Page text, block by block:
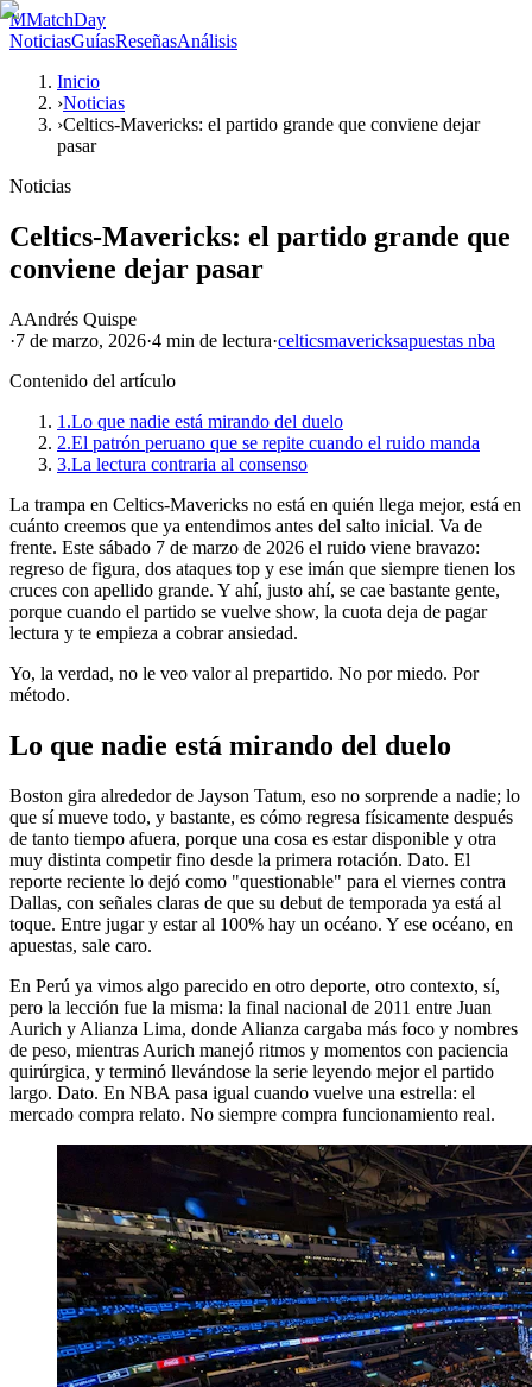
MMatchDay
NoticiasGuíasReseñasAnálisis
Inicio
›Noticias
›Celtics-Mavericks: el partido grande que conviene dejar
pasar
Noticias
Celtics-Mavericks: el partido grande que
conviene dejar pasar
AAndrés Quispe
·7 de marzo, 2026·4 min de lectura·celticsmavericksapuestas nba
Contenido del artículo
1.Lo que nadie está mirando del duelo
2.El patrón peruano que se repite cuando el ruido manda
3.La lectura contraria al consenso
La trampa en Celtics-Mavericks no está en quién llega mejor, está en
cuánto creemos que ya entendimos antes del salto inicial. Va de
frente. Este sábado 7 de marzo de 2026 el ruido viene bravazo:
regreso de figura, dos ataques top y ese imán que siempre tienen los
cruces con apellido grande. Y ahí, justo ahí, se cae bastante gente,
porque cuando el partido se vuelve show, la cuota deja de pagar
lectura y te empieza a cobrar ansiedad.
Yo, la verdad, no le veo valor al prepartido. No por miedo. Por
método.
Lo que nadie está mirando del duelo
Boston gira alrededor de Jayson Tatum, eso no sorprende a nadie; lo
que sí mueve todo, y bastante, es cómo regresa físicamente después
de tanto tiempo afuera, porque una cosa es estar disponible y otra
muy distinta competir fino desde la primera rotación. Dato. El
reporte reciente lo dejó como "questionable" para el viernes contra
Dallas, con señales claras de que su debut de temporada ya está al
toque. Entre jugar y estar al 100% hay un océano. Y ese océano, en
apuestas, sale caro.
En Perú ya vimos algo parecido en otro deporte, otro contexto, sí,
pero la lección fue la misma: la final nacional de 2011 entre Juan
Aurich y Alianza Lima, donde Alianza cargaba más foco y nombres
de peso, mientras Aurich manejó ritmos y momentos con paciencia
quirúrgica, y terminó llevándose la serie leyendo mejor el partido
largo. Dato. En NBA pasa igual cuando vuelve una estrella: el
mercado compra relato. No siempre compra funcionamiento real.